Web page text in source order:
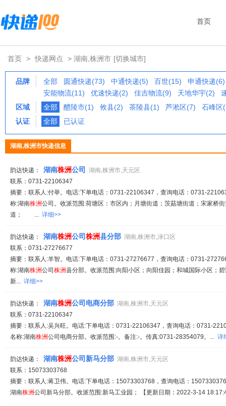
首页
首页 > 快递网点 > 湖南,株洲市 [切换城市]
品牌 全部 圆通快递(73) 中通快递(5) 百世(15)
申通快递(6)
安能物流(11)
优速快递(2) 佳吉物流(9) 天地华宇(2)
区域
全部 醴陵市(1) 攸县(2) 茶陵县(1) 芦淞区(7)
石峰区
认证
全部 已认证
湖南,株洲市快递信息
韵达快递： 湖南株洲公司
湖南,株洲市,天元区
联系：0731-22106347
摘要：联系人:付举。电话:下单电话：0731-22106347，查询电话：0731-
称:湖南株洲公司。收派范围:荷塘区：市区内；月塘街道；茨菇塘街道；宋家桥
道； ... 详细>>
韵达快递： 湖南株洲公司株洲县分部 湖南,株洲市,渌口区
联系：0731-27276677
摘要：联系人:羊智。电话:下单电话：0731-27276677，查询电话：0731-
称:湖南株洲公司 株洲县分部。收派范围:向阳小区；向阳佳园；和城国际小区；
新... 详细>>
韵达快递： 湖南株洲公司电商分部 湖南,株洲市,天元区
联系：0731-22106347
摘要：联系人:吴兴旺。电话:下单电话：0731-22106347，查询电话：0731-
名称:湖南株洲公司电商分部。收派范围:-。备注:-。传真:0731-28354079。... 详
韵达快递： 湖南株洲公司新马分部 湖南,株洲市,天元区
联系：15073303768
摘要：联系人:蒋卫伟。电话:下单电话：15073303768，查询电话：
湖南株洲公司新马分部。收派范围:新马工业园； 【更新日期：2022-3-14